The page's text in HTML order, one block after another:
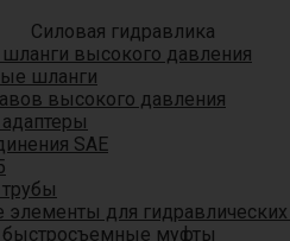
Силовая гидравлика
шланги высокого давления
шланги
высокого давления
SAE
для гидравлических
быстросъемные муфты